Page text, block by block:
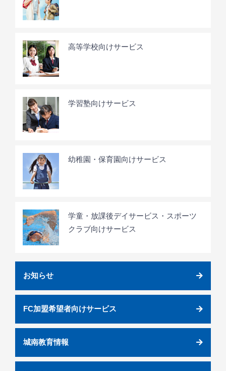
高等学校向けサービス
学習塾向けサービス
幼稚園・保育園向けサービス
学童・放課後デイサービス・スポーツ
クラブ向けサービス
お知らせ
FC加盟希望者向けサービス
城南教育情報